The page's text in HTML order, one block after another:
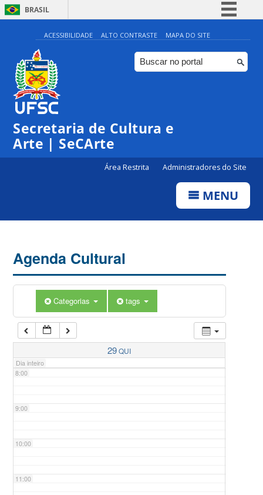
BRASIL
Simplifique!
Comunica BR
Participe
ACESSIBILIDADE ALTO CONTRASTE MAPA DO SITE
Secretaria de Cultura e
Arte | SeCArte
Área Restrita Administradores do Site
MENU
Agenda Cultural
Categorias tags
29QUI
Dia inteiro
0:00
1:00
5:00
7:00
8:00
9:00
10:00
11:00